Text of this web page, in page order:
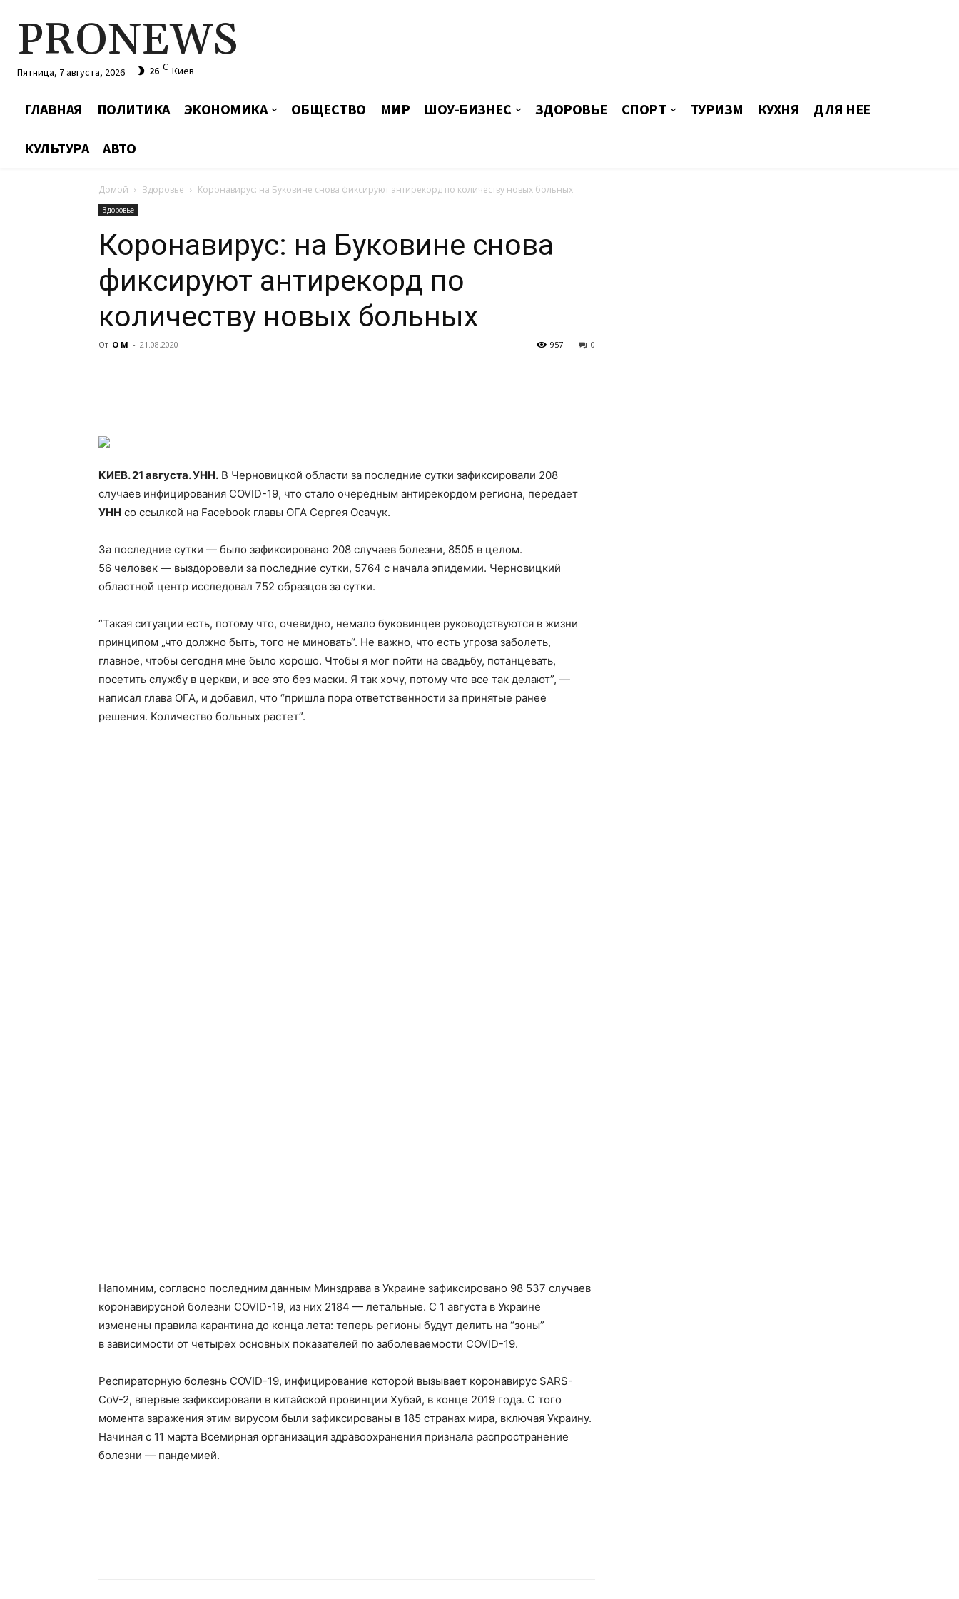
PRONEWS
Пятница, 7 августа, 2026 26 C Киев
ГЛАВНАЯ ПОЛИТИКА ЭКОНОМИКА ОБЩЕСТВО МИР ШОУ-БИЗНЕС ЗДОРОВЬЕ СПОРТ ТУРИЗМ КУХНЯ ДЛЯ НЕЕ
КУЛЬТУРА АВТО
Домой Здоровье Коронавирус: на Буковине снова фиксируют антирекорд по количеству новых больных
Здоровье
Коронавирус: на Буковине снова
фиксируют антирекорд по
количеству новых больных
От О М - 21.08.2020 0
957
КИЕВ. 21 августа. УНН. В Черновицкой области за последние сутки зафиксировали 208
случаев инфицирования COVID-19, что стало очередным антирекордом региона, передает
УНН со ссылкой на Facebook главы ОГА Сергея Осачук.
За последние сутки — было зафиксировано 208 случаев болезни, 8505 в целом.
56 человек — выздоровели за последние сутки, 5764 с начала эпидемии. Черновицкий
областной центр исследовал 752 образцов за сутки.
“Такая ситуации есть, потому что, очевидно, немало буковинцев руководствуются в жизни
принципом „что должно быть, того не миновать“. Не важно, что есть угроза заболеть,
главное, чтобы сегодня мне было хорошо. Чтобы я мог пойти на свадьбу, потанцевать,
посетить службу в церкви, и все это без маски. Я так хочу, потому что все так делают”, —
написал глава ОГА, и добавил, что “пришла пора ответственности за принятые ранее
решения. Количество больных растет”.
Напомним, согласно последним данным Минздрава в Украине зафиксировано 98 537 случаев
коронавирусной болезни COVID-19, из них 2184 — летальные. С 1 августа в Украине
изменены правила карантина до конца лета: теперь регионы будут делить на “зоны”
в зависимости от четырех основных показателей по заболеваемости COVID-19.
Респираторную болезнь COVID-19, инфицирование которой вызывает коронавирус SARS-
CoV-2, впервые зафиксировали в китайской провинции Хубэй, в конце 2019 года. С того
момента заражения этим вирусом были зафиксированы в 185 странах мира, включая Украину.
Начиная с 11 марта Всемирная организация здравоохранения признала распространение
болезни — пандемией.